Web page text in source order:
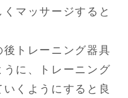
マッサージすると
トレーニング器具
に、トレーニング
くようにすると良